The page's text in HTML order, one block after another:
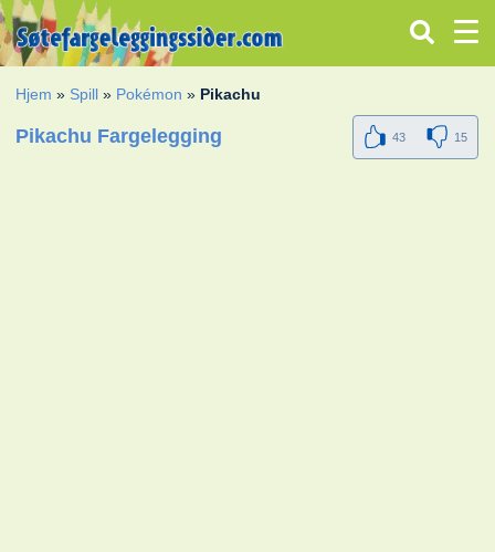
Hjem » Spill » Pokémon » Pikachu
Pikachu Fargelegging 43 15